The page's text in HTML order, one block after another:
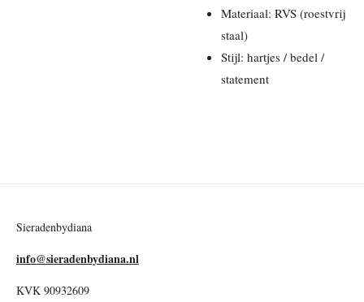
Materiaal: RVS (roestvrij
staal)
Stijl: hartjes / bedel /
statement
Sieradenbydiana
info@sieradenbydiana.nl
KVK 90932609